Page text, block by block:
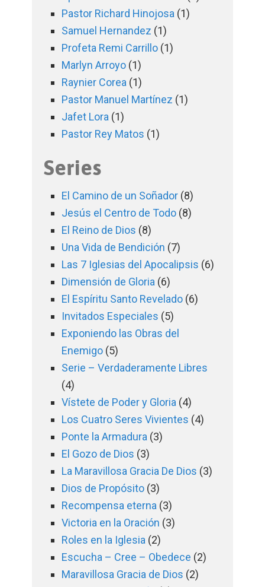
Pastor Richard Hinojosa (1)
Samuel Hernandez (1)
Profeta Remi Carrillo (1)
Marlyn Arroyo (1)
Raynier Corea (1)
Pastor Manuel Martínez (1)
Jafet Lora (1)
Pastor Rey Matos (1)
Series
El Camino de un Soñador (8)
Jesús el Centro de Todo (8)
El Reino de Dios (8)
Una Vida de Bendición (7)
Las 7 Iglesias del Apocalipsis (6)
Dimensión de Gloria (6)
El Espíritu Santo Revelado (6)
Invitados Especiales (5)
Exponiendo las Obras del
Enemigo (5)
Serie – Verdaderamente Libres
(4)
Vístete de Poder y Gloria (4)
Los Cuatro Seres Vivientes (4)
Ponte la Armadura (3)
El Gozo de Dios (3)
La Maravillosa Gracia De Dios (3)
Dios de Propósito (3)
Recompensa eterna (3)
Victoria en la Oración (3)
Roles en la Iglesia (2)
Escucha – Cree – Obedece (2)
Maravillosa Gracia de Dios (2)